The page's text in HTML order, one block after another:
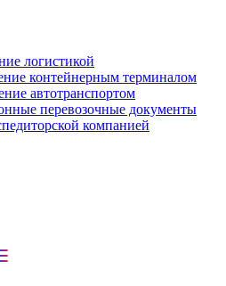
логистикой
контейнерным терминалом
автотранспортом
перевозочные документы
компанией